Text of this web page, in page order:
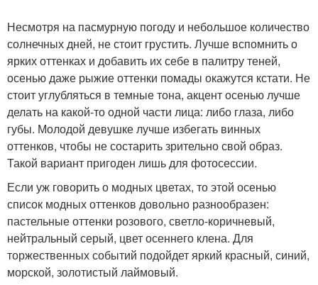
Несмотря на пасмурную погоду и небольшое количество
солнечных дней, не стоит грустить. Лучше вспомнить о
ярких оттенках и добавить их себе в палитру теней,
осенью даже рыжие оттенки помады окажутся кстати. Не
стоит углубляться в темные тона, акцент осенью лучше
делать на какой-то одной части лица: либо глаза, либо
губы. Молодой девушке лучше избегать винных
оттенков, чтобы не состарить зрительно свой образ.
Такой вариант пригоден лишь для фотосессии.
Если уж говорить о модных цветах, то этой осенью
список модных оттенков довольно разнообразен:
пастельные оттенки розового, светло-коричневый,
нейтральный серый, цвет осеннего клена. Для
торжественных событий подойдет яркий красный, синий,
морской, золотистый лаймовый.